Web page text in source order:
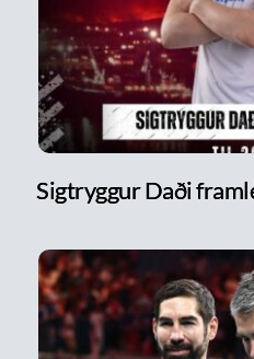
Sigtryggur Daði